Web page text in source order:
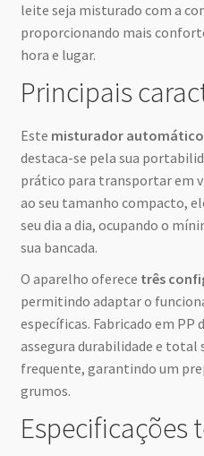
leite seja misturado com a
proporcionando mais
hora e lugar.
Principais
Este misturador automático
destaca-se pela sua
prático para transportar em
ao seu tamanho compacto,
seu dia a dia, ocupando o
sua bancada.
O aparelho oferece três
permitindo adaptar o
específicas. Fabricado em
assegura durabilidade e total
frequente, garantindo um
grumos.
Especificações